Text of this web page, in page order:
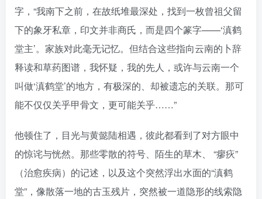
字，“我南下之前，在故纸堆最深处，找到一枚曾祖父留
下的象牙私章，印文并非商氏，而是四个篆字——‘滇鹤
堂主’。家族对此毫无记忆。但结合这些指向云南的卜辞
释读和草药图谱，我怀疑，我的先人，或许与云南一个
叫做‘滇鹤堂’的地方，有极深的、却被遗忘的关联。那可
能不仅仅关乎甲骨文，更可能关乎……”
他顿住了，目光与黄懿陆相遇，彼此都看到了对方眼中
的惊诧与恍然。那些零散的符号、陌生的草木、 “瘳疢”
（治愈疾病）的记述，以及这个突然浮出水面的“滇鹤
堂”，像散落一地的古玉残片，突然被一道隐形的线索隐